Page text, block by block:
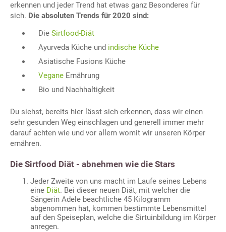
erkennen und jeder Trend hat etwas ganz Besonderes für
sich. Die absoluten Trends für 2020 sind:
Die Sirtfood-Diät
Ayurveda Küche und indische Küche
Asiatische Fusions Küche
Vegane Ernährung
Bio und Nachhaltigkeit
Du siehst, bereits hier lässt sich erkennen, dass wir einen
sehr gesunden Weg einschlagen und generell immer mehr
darauf achten wie und vor allem womit wir unseren Körper
ernähren.
Die Sirtfood Diät - abnehmen wie die Stars
Jeder Zweite von uns macht im Laufe seines Lebens
eine Diät. Bei dieser neuen Diät, mit welcher die
Sängerin Adele beachtliche 45 Kilogramm
abgenommen hat, kommen bestimmte Lebensmittel
auf den Speiseplan, welche die Sirtuinbildung im Körper
anregen.